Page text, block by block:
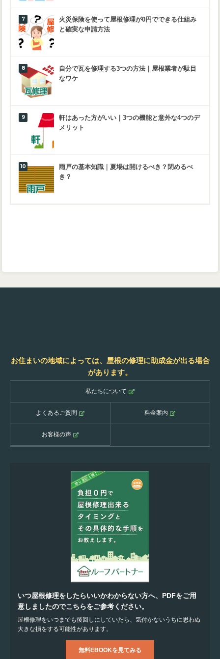
火災保険を使って屋根修理が0円でできる仕組み
と確実な申請方法
自分で瓦を修理する3つの方法｜屋根業者が駄目
なワケ
軒はあった方がいい｜3つの機能と意外な4つのデ
メリット
雨戸の基本知識｜夏場は開けるべき？閉めるべ
き？
お住まいの地域によっては、屋根の修理に助成金が出る場合
があります。
私たちについて
よくあるご質問 料金案内
お客様の声
いつ屋根修理をしたらいいかわからない方へ、PDFをご用
意しましたのでこちらをご参考ください。
屋根修理をいつまでも後回しにしていたら、気付かないうちに思わぬ
大きな損をする可能性があります。
無料EBOOKを見てみる